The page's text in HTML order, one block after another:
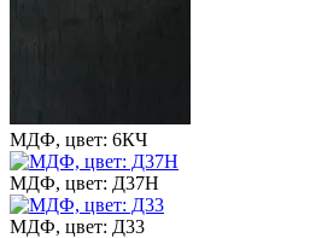
МДФ, цвет: 6КЧ
МДФ, цвет: Д37Н
МДФ, цвет: Д33